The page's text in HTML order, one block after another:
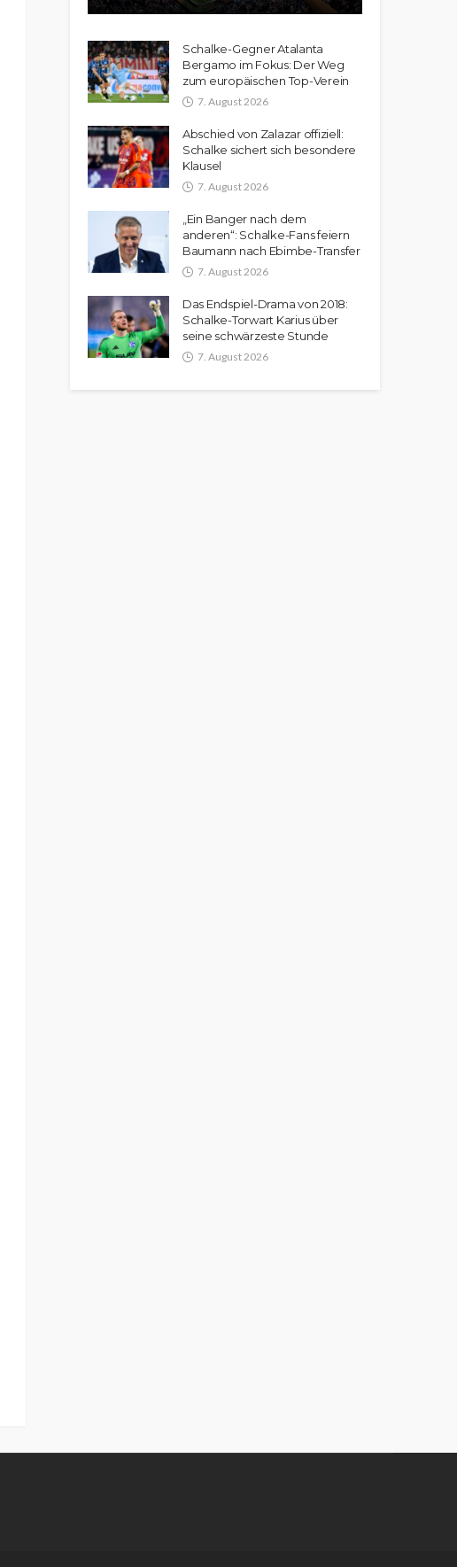
Schalke-Gegner Atalanta
Bergamo im Fokus: Der Weg
zum europäischen Top-Verein
7. August 2026
Abschied von Zalazar offiziell:
Schalke sichert sich besondere
Klausel
7. August 2026
„Ein Banger nach dem
anderen“: Schalke-Fans feiern
Baumann nach Ebimbe-Transfer
7. August 2026
Das Endspiel-Drama von 2018:
Schalke-Torwart Karius über
seine schwärzeste Stunde
7. August 2026